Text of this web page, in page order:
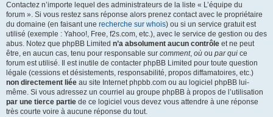
Contactez n’importe lequel des administrateurs de la liste « L’équipe du
forum ». Si vous restez sans réponse alors prenez contact avec le propriétaire
du domaine (en faisant une recherche sur whois) ou si un service gratuit est
utilisé (exemple : Yahoo!, Free, f2s.com, etc.), avec le service de gestion ou des
abus. Notez que phpBB Limited n’a absolument aucun contrôle et ne peut
être, en aucun cas, tenu pour responsable sur comment, où ou par qui ce
forum est utilisé. Il est inutile de contacter phpBB Limited pour toute question
légale (cessions et désistements, responsabilité, propos diffamatoires, etc.)
non directement liée au site Internet phpbb.com ou au logiciel phpBB lui-
même. Si vous adressez un courriel au groupe phpBB à propos de l’utilisation
par une tierce partie de ce logiciel vous devez vous attendre à une réponse
très courte voire à aucune réponse du tout.